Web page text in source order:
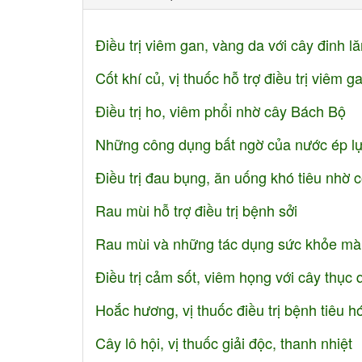
Điều trị viêm gan, vàng da với cây đinh
Cốt khí củ, vị thuốc hỗ trợ điều trị viêm
Điều trị ho, viêm phổi nhờ cây Bách Bộ
Những công dụng bất ngờ của nước ép
Điều trị đau bụng, ăn uống khó tiêu nhờ
Rau mùi hỗ trợ điều trị bệnh sởi
Rau mùi và những tác dụng sức khỏe
Điều trị cảm sốt, viêm họng với cây thục
Hoắc hương, vị thuốc điều trị bệnh tiêu
Cây lô hội, vị thuốc giải độc, thanh nhiệt